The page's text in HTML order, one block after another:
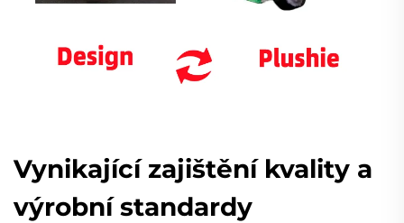
Vynikající zajištění kvality a
výrobní standardy